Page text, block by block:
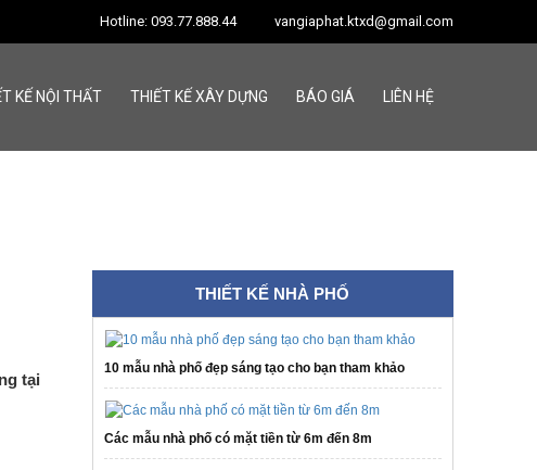
vangiaphat.ktxd@gmail.com
Hotline: 093.77.888.44
KẾ NỘI THẤT THIẾT KẾ XÂY DỰNG BÁO GIÁ LIÊN HỆ
tại
THIẾT KẾ NHÀ PHỐ
10 mẫu nhà phố đẹp sáng tạo cho bạn tham khảo
Các mẫu nhà phố có mặt tiền từ 6m đến 8m